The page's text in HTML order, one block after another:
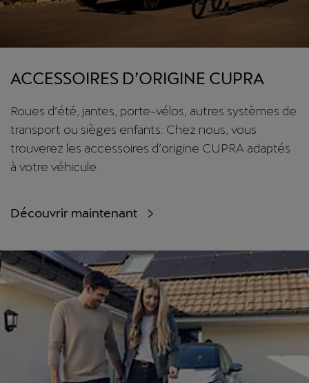
ACCESSOIRES D’ORIGINE CUPRA
Roues d’été, jantes, porte-vélos, autres systèmes de
transport ou sièges enfants: Chez nous, vous
trouverez les accessoires d’origine CUPRA adaptés
à votre véhicule.
Découvrir maintenant